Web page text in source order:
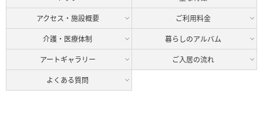
アクセス・施設概要
ご利用料金
介護・医療体制
暮らしのアルバム
アートギャラリー
ご入居の流れ
よくある質問